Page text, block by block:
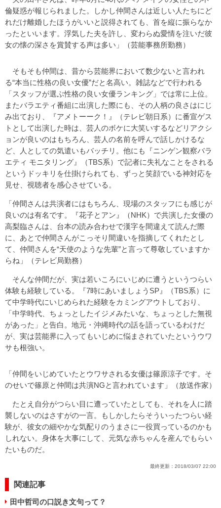
倫疑惑が報じられました。しかし仲間さんは近しい人たちにど
れだけ離婚したほうがいいと説得されても、首を縦に振らなか
ったといいます。浮気した夫を許し、変わらぬ愛情を注いだ彼
女の懐の深さを賞賛する声は多い」（芸能事務所勤務）
そもそも仲間は、昔から芸能界において数少ないと言われ
る“本当に性格の良い女優”だと名高い。雑誌などで行われる
「スタッフが選ぶ性格の良い女優ランキング」では常に上位。
またバラエティ番組に出演した際にも、その人柄の良さはにじ
み出ており、『アメトーーク！』（テレビ朝日系）に番宣ゲス
トとして出演した時は、芸人のボケに大笑いするなどリアクシ
ョンが良いのはもちろん、芸人の名前を呼んで話しかけるな
ど、人としての気遣いもバッチリ。他にも『ニンゲン観察バラ
エティ モニタリング』（TBS系）で記者に失礼なことをされる
というドッキリを仕掛けられても、ずっと笑顔でいる神対応を
見せ、視聴者を感心させている。
「仲間さんは共演者にはもちろん、現場のスタッフにも感じが
良いのは有名です。『花子とアン』（NHK）で共演した女優の
高梨臨さんは、台本の読み合わせで漢字を間違えて読んだ際
に、あとで仲間さんがこっそり間違いを指摘してくれたとし
て、仲間さんを“天使のような先輩”と言って尊敬していますか
らね」（テレビ局勤務）
そんな仲間だが、実は若いころにいじめに遭うというつらい
体験も経験している。『7時にあいましょうSP』（TBS系）に
て中学時代にいじめられた経験をカミングアウトしており、
「中学時代、ちょっとしたイジメみたいな、ちょっとした無視
があった」と告白。地元・沖縄時代の話を語っているわけだ
が、実は芸能界に入ってもいじめに悩まされていたというウワ
サも根強い。
「仲間をいじめていたとウワサされる女優は篠原涼子です。そ
のせいで篠原と仲間は共演NGと言われています」（放送作家）
たとえ自分がつらい目に遭っていたとしても、それを人に踏
襲しないのはさすがの一言。もしかしたらそういったつらい経
験が、彼女の細やかな気配りのうまさに一役買っているのかも
しれない。身体を大事にして、元気な赤ちゃんを産んでもらい
たいものだ。
最終更新： 2018/03/07 22:00
関連記事
田中哲司の口説き文句って？